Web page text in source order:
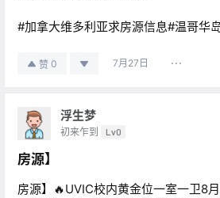
#加拿大维多利亚求房源信息#温哥华
赞 0 7月27日
浮生梦
初来乍到 Lv0
房源】
房源】🔥UVIC校内黄金位一室一卫8